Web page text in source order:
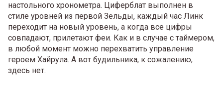
настольного хронометра. Циферблат выполнен в
стиле уровней из первой Зельды, каждый час Линк
переходит на новый уровень, а когда все цифры
совпадают, прилетают феи. Как и в случае с таймером,
в любой момент можно перехватить управление
героем Хайрула. А вот будильника, к сожалению,
здесь нет.